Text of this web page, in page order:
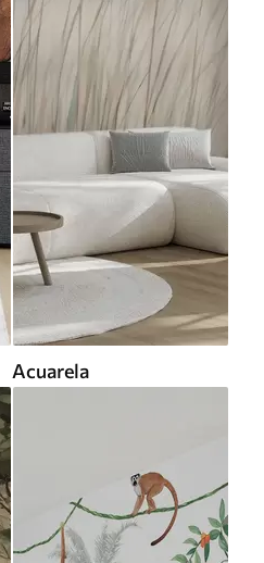
Acuarela